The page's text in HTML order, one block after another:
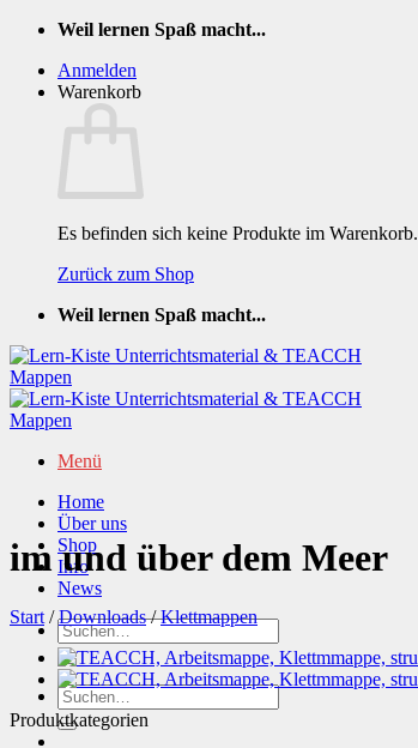
Zum
springen
Weil lernen Spaß macht...
Anmelden
Warenkorb
Es befinden sich keine Produkte im Warenkorb.
Zurück zum Shop
Weil lernen Spaß macht...
Menü
Home
Über uns
Shop
Info
News
Suchen
nach:
Suchen
nach:
im und über dem Meer
Start / Downloads / Klettmappen
Produktkategorien